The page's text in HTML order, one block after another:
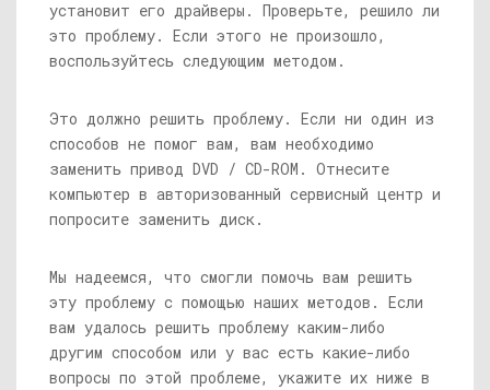
установит его драйверы. Проверьте, решило ли
это проблему. Если этого не произошло,
воспользуйтесь следующим методом.
Это должно решить проблему. Если ни один из
способов не помог вам, вам необходимо
заменить привод DVD / CD-ROM. Отнесите
компьютер в авторизованный сервисный центр и
попросите заменить диск.
Мы надеемся, что смогли помочь вам решить
эту проблему с помощью наших методов. Если
вам удалось решить проблему каким-либо
другим способом или у вас есть какие-либо
вопросы по этой проблеме, укажите их ниже в